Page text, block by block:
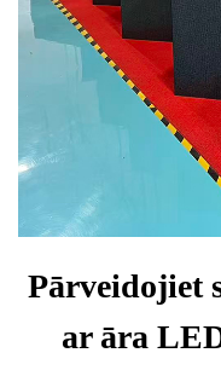
Pārveidojiet
ar āra